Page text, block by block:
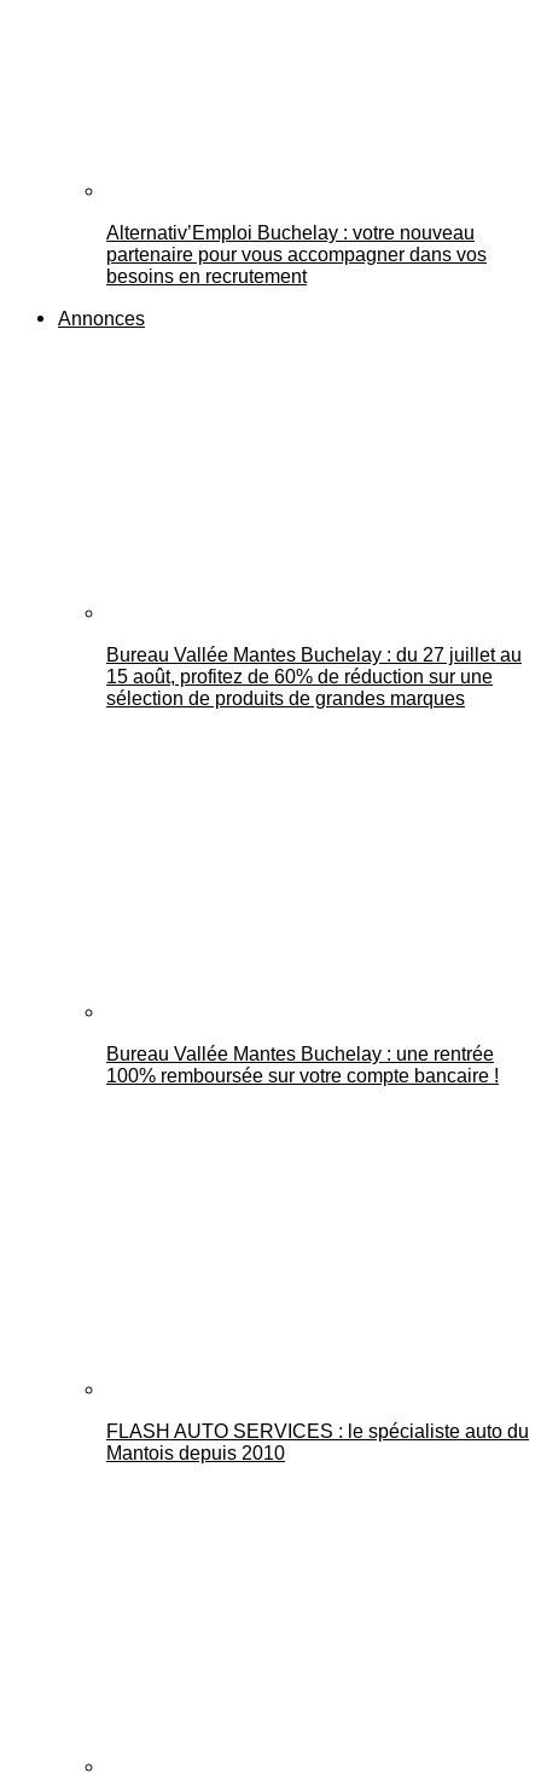
Alternativ’Emploi Buchelay : votre nouveau
partenaire pour vous accompagner dans vos
besoins en recrutement
Annonces
Bureau Vallée Mantes Buchelay : du 27 juillet au
15 août, profitez de 60% de réduction sur une
sélection de produits de grandes marques
Bureau Vallée Mantes Buchelay : une rentrée
100% remboursée sur votre compte bancaire !
FLASH AUTO SERVICES : le spécialiste auto du
Mantois depuis 2010